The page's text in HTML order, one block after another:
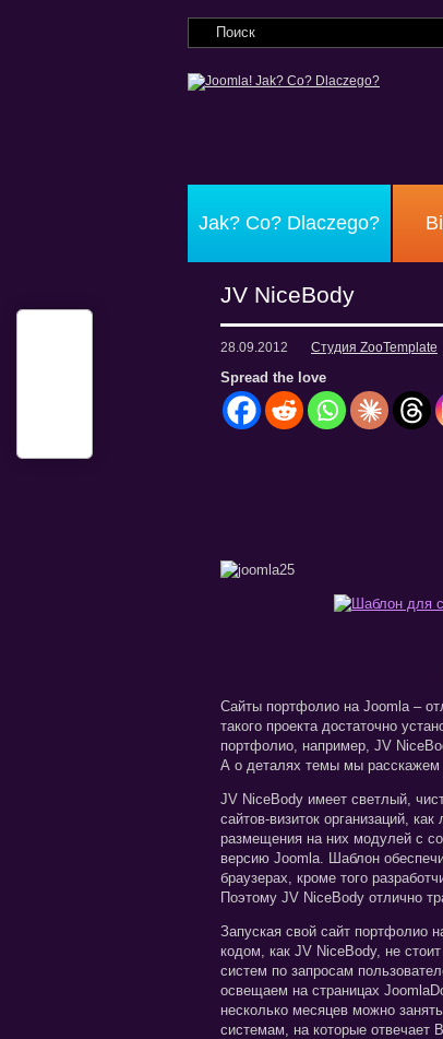
Jak? Co? Dlaczego?
JV NiceBody
28.09.2012 Студия ZooTemplate
Spread the love
Сайты портфолио на Joomla –
такого проекта достаточно
портфолио, например, JV
А о деталях темы мы расскажем
JV NiceBody имеет светлый,
сайтов-визиток организаций,
размещения на них модулей с
версию Joomla. Шаблон
браузерах, кроме того
Поэтому JV NiceBody отлично
Запуская свой сайт портфолио
кодом, как JV NiceBody, не
систем по запросам
освещаем на страницах
несколько месяцев можно
системам, на которые отвечает